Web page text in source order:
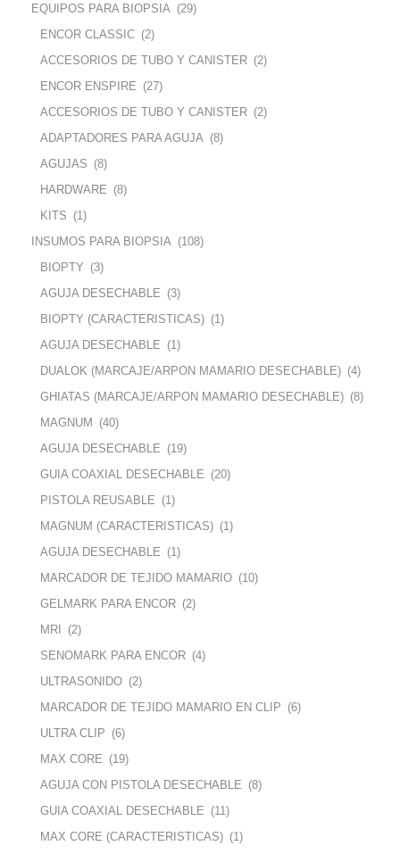
EQUIPOS PARA BIOPSIA (29)
ENCOR CLASSIC (2)
ACCESORIOS DE TUBO Y CANISTER (2)
ENCOR ENSPIRE (27)
ACCESORIOS DE TUBO Y CANISTER (2)
ADAPTADORES PARA AGUJA (8)
AGUJAS (8)
HARDWARE (8)
KITS (1)
INSUMOS PARA BIOPSIA (108)
BIOPTY (3)
AGUJA DESECHABLE (3)
BIOPTY (CARACTERISTICAS) (1)
AGUJA DESECHABLE (1)
DUALOK (MARCAJE/ARPON MAMARIO DESECHABLE) (4)
GHIATAS (MARCAJE/ARPON MAMARIO DESECHABLE) (8)
MAGNUM
(40)
AGUJA DESECHABLE (19)
GUIA COAXIAL DESECHABLE (20)
PISTOLA REUSABLE (1)
MAGNUM (CARACTERISTICAS) (1)
AGUJA DESECHABLE (1)
MARCADOR DE TEJIDO MAMARIO (10)
GELMARK PARA ENCOR (2)
MRI
(2)
SENOMARK PARA ENCOR (4)
ULTRASONIDO (2)
MARCADOR DE TEJIDO MAMARIO EN CLIP (6)
ULTRA CLIP (6)
MAX CORE (19)
AGUJA CON PISTOLA DESECHABLE (8)
GUIA COAXIAL DESECHABLE (11)
MAX CORE (CARACTERISTICAS) (1)